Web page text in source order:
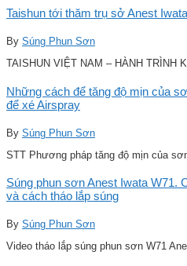
Taishun tới thăm trụ sở Anest
By Súng Phun Sơn
TAISHUN VIỆT NAM – HÀNH TRÌNH
Những cách để tăng độ mịn của
để xé Airspray
By Súng Phun Sơn
STT Phương pháp tăng độ mịn của
Súng phun sơn Anest Iwata W71.
và cách tháo lắp súng
By Súng Phun Sơn
Video tháo lắp súng phun sơn W71